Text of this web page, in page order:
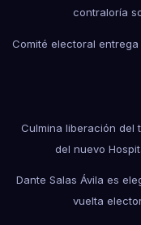
contraloría
Comité electoral
Culmina liberación del
del nuevo
Dante Salas Ávila es
vuelta